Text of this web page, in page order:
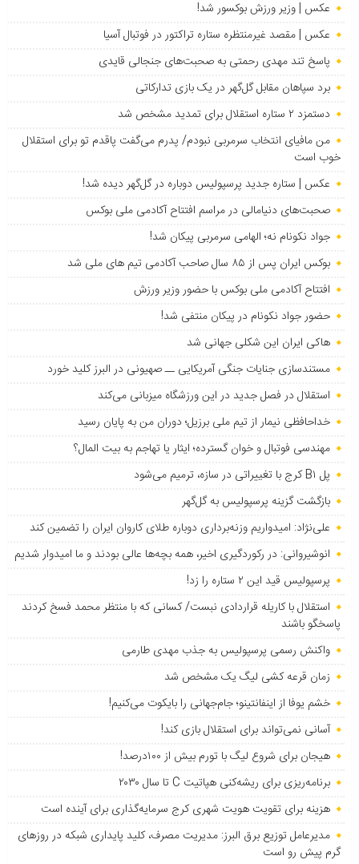
عکس | وزیر ورزش بوکسور شد!
عکس | مقصد غیرمنتظره ستاره تراکتور در فوتبال آسیا
پاسخ تند مهدی رحمتی به صحبت‌های جنجالی قایدی
برد سپاهان مقابل گل‌گهر در یک بازی تدارکاتی
دستمزد ۲ ستاره استقلال برای تمدید مشخص شد
من مافیای انتخاب سرمربی نبودم/ پدرم می‌گفت پاقدم تو برای استقلال
خوب است
عکس | ستاره جدید پرسپولیس دوباره در گل‌گهر دیده شد!
صحبت‌های دنیامالی در مراسم افتتاح آکادمی ملی بوکس
جواد نکونام نه؛ الهامی سرمربی پیکان شد!
بوکس ایران پس از ۸۵ سال صاحب آکادمی تیم های ملی شد
افتتاح آکادمی ملی بوکس با حضور وزیر ورزش
حضور جواد نکونام در پیکان منتفی شد!
هاکی ایران این شکلی جهانی شد
مستندسازی جنایات جنگی آمریکایی ــ صهیونی در البرز کلید خورد
استقلال در فصل جدید در این ورزشگاه میزبانی می‌کند
خداحافظی نیمار از تیم ملی برزیل؛ دوران من به پایان رسید
مهندسی فوتبال و خوان گسترده؛ ایثار یا تهاجم به بیت المال؟
پل B۱ کرج با تغییراتی در سازه، ترمیم می‌شود
بازگشت گزینه پرسپولیس به ‌گل‌گهر
علی‌نژاد: امیدواریم وزنه‌برداری دوباره طلای کاروان ایران را تضمین کند
انوشیروانی: در رکوردگیری اخیر، همه بچه‌ها عالی بودند و ما امیدوار شدیم
پرسپولیس قید این ۲ ستاره را زد!
استقلال با کاریله قراردادی نبست/ کسانی که با منتظر محمد فسخ کردند
پاسخگو باشند
واکنش رسمی پرسپولیس به جذب مهدی طارمی
زمان قرعه کشی لیگ یک مشخص شد
خشم یوفا از اینفانتینو؛ جام‌جهانی را بایکوت می‌کنیم!
آسانی نمی‌تواند برای استقلال بازی کند!
هیجان برای شروع لیگ با تورم بیش از ۱۰۰درصد!
برنامه‌ریزی برای ریشه‌کنی هپاتیت C تا سال ۲۰۳۰
هزینه برای تقویت هویت شهری کرج سرمایه‌گذاری برای آینده است
مدیرعامل توزیع برق البرز: مدیریت مصرف، کلید پایداری شبکه در روزهای
گرم پیش رو است